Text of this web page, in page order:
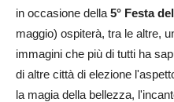
in occasione della 5° Festa
maggio) ospiterà, tra le altre,
immagini che più di tutti ha
di altre città di elezione
la magia della bellezza,